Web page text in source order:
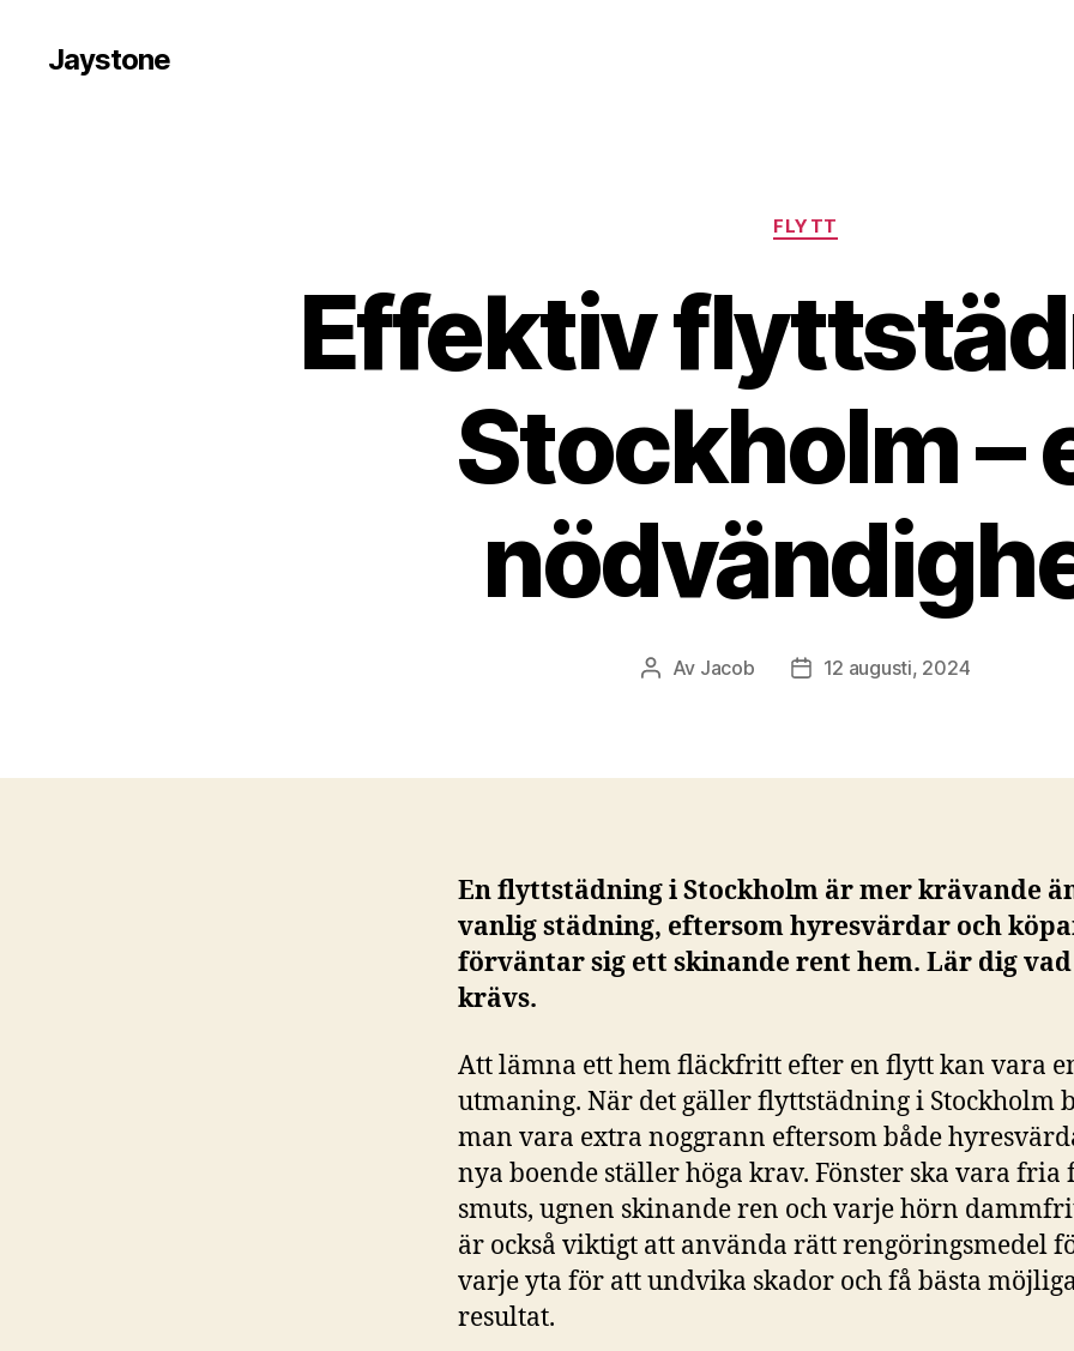
Jaystone
Kategorier
FLYTT
Effektiv
Stockholm –
Inläggsförfattare
Av Jacob Inläggsdatum
12 augusti, 2024
En flyttstädning i Stockholm är mer krävande
vanlig städning, eftersom hyresvärdar och
förväntar sig ett skinande rent hem. Lär dig
krävs.
Att lämna ett hem fläckfritt efter en flytt kan vara
utmaning. När det gäller flyttstädning i Stockholm
man vara extra noggrann eftersom både
nya boende ställer höga krav. Fönster ska vara fria
smuts, ugnen skinande ren och varje hörn
är också viktigt att använda rätt rengöringsmedel
varje yta för att undvika skador och få bästa
resultat.